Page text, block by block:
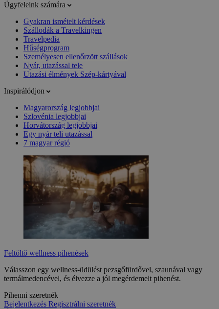
Ügyfeleink számára
Gyakran ismételt kérdések
Szállodák a Travelkingen
Travelpedia
Hűségprogram
Személyesen ellenőrzött szállások
Nyár, utazással tele
Utazási élmények Szép-kártyával
Inspirálódjon
Magyarország legjobbjai
Szlovénia legjobbjai
Horvátország legjobbjai
Egy nyár teli utazással
7 magyar régió
Feltöltő wellness pihenések
Válasszon egy wellness-üdülést pezsgőfürdővel, szaunával vagy
termálmedencével, és élvezze a jól megérdemelt pihenést.
Pihenni szeretnék
Bejelentkezés Regisztrálni szeretnék